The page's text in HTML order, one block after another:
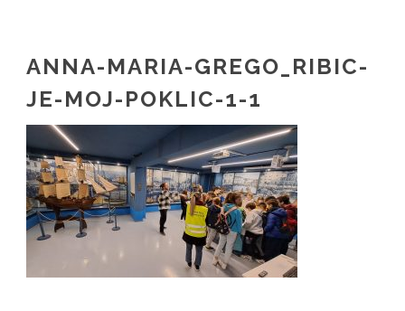
ANNA-MARIA-GREGO_RIBIC-
JE-MOJ-POKLIC-1-1